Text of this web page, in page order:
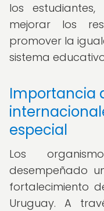
los
mejorar los
promover la
sistema
Importancia
especial
Los
desempeñado
fortalecimiento
Uruguay. A